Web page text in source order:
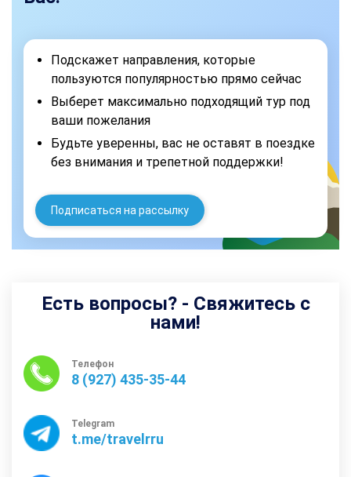
Подскажет направления, которые
пользуются популярностью прямо сейчас
Выберет максимально подходящий тур под
ваши пожелания
Будьте уверенны, вас не оставят в поездке
без внимания и трепетной поддержки!
Подписаться на рассылку
Есть вопросы? - Свяжитесь с
нами!
Телефон
8 (927) 435-35-44
Telegram
t.me/travelrru